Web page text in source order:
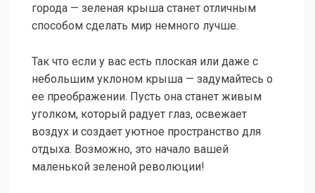
города — зеленая крыша станет отличным
способом сделать мир немного лучше.
Так что если у вас есть плоская или даже с
небольшим уклоном крыша — задумайтесь о
ее преображении. Пусть она станет живым
уголком, который радует глаз, освежает
воздух и создает уютное пространство для
отдыха. Возможно, это начало вашей
маленькой зеленой революции!